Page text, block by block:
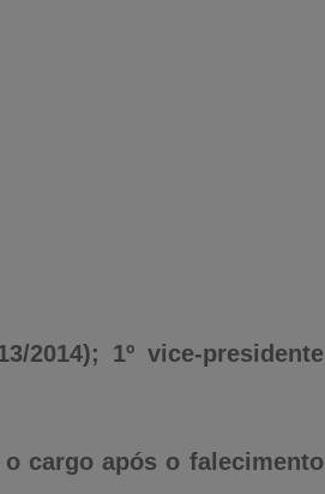
2014); 1º vice-presidente
o cargo após o falecimento